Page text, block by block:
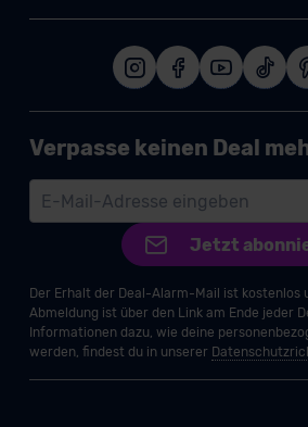
Verpasse keinen Deal
Jetzt
Der Erhalt der Deal-Alarm-Mail ist kostenlos
Abmeldung ist über den Link am Ende jeder
Informationen dazu, wie deine
werden, findest du in unserer